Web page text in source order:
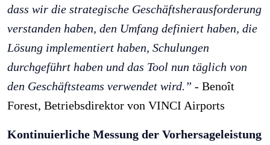
dass wir die strategische Geschäftsherausforderung
verstanden haben, den Umfang definiert haben, die
Lösung implementiert haben, Schulungen
durchgeführt haben und das Tool nun täglich von
den Geschäftsteams verwendet wird.” - Benoît
Forest, Betriebsdirektor von VINCI Airports
Kontinuierliche Messung der Vorhersageleistung